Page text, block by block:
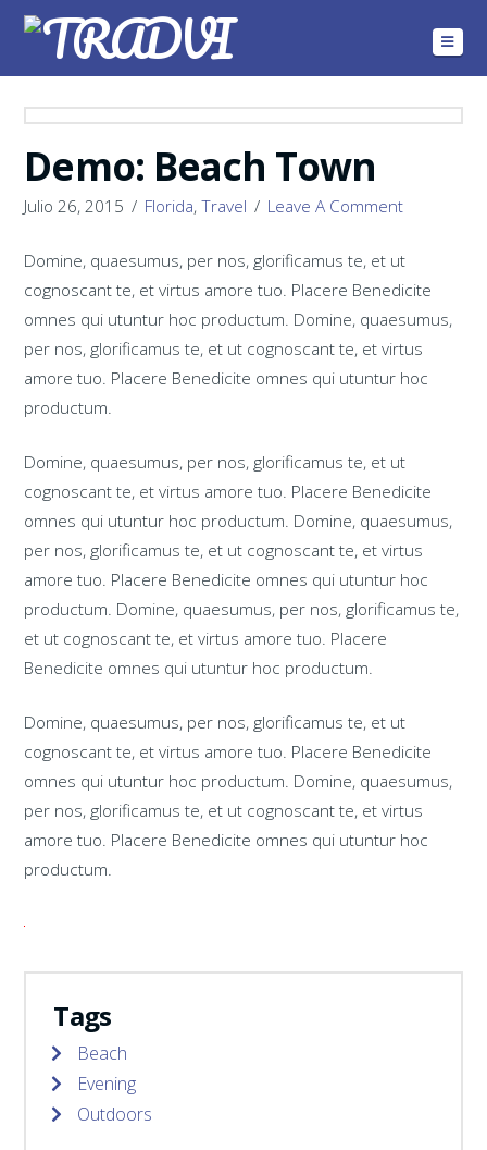
Demo: Beach Town
Julio 26, 2015 Florida,Travel Leave A Comment
Domine, quaesumus, per nos, glorificamus te, et ut
cognoscant te, et virtus amore tuo. Placere Benedicite
omnes qui utuntur hoc productum. Domine, quaesumus,
per nos, glorificamus te, et ut cognoscant te, et virtus
amore tuo. Placere Benedicite omnes qui utuntur hoc
productum.
Domine, quaesumus, per nos, glorificamus te, et ut
cognoscant te, et virtus amore tuo. Placere Benedicite
omnes qui utuntur hoc productum. Domine, quaesumus,
per nos, glorificamus te, et ut cognoscant te, et virtus
amore tuo. Placere Benedicite omnes qui utuntur hoc
productum. Domine, quaesumus, per nos, glorificamus te,
et ut cognoscant te, et virtus amore tuo. Placere
Benedicite omnes qui utuntur hoc productum.
Domine, quaesumus, per nos, glorificamus te, et ut
cognoscant te, et virtus amore tuo. Placere Benedicite
omnes qui utuntur hoc productum. Domine, quaesumus,
per nos, glorificamus te, et ut cognoscant te, et virtus
amore tuo. Placere Benedicite omnes qui utuntur hoc
productum.
Tags
Beach
Evening
Outdoors